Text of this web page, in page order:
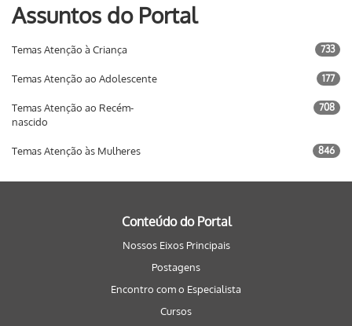
Assuntos do Portal
Temas Atenção à Criança 733
Temas Atenção ao Adolescente 177
Temas Atenção ao Recém-
nascido
708
Temas Atenção às Mulheres 846
Conteúdo do Portal
Nossos Eixos Principais
Postagens
Encontro com o Especialista
Cursos